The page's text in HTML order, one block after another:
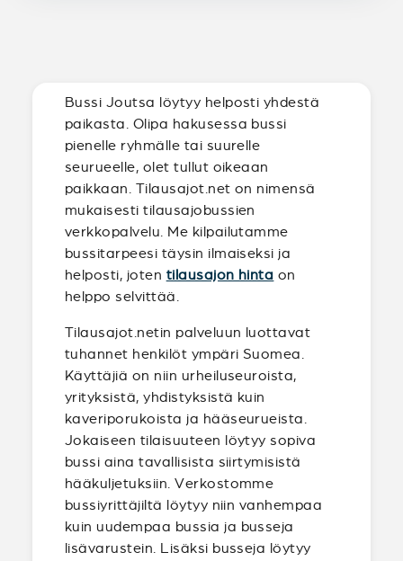
Bussi Joutsa löytyy helposti yhdestä
paikasta. Olipa hakusessa bussi
pienelle ryhmälle tai suurelle
seurueelle, olet tullut oikeaan
paikkaan. Tilausajot.net on nimensä
mukaisesti tilausajobussien
verkkopalvelu. Me kilpailutamme
bussitarpeesi täysin ilmaiseksi ja
helposti, joten tilausajon hinta on
helppo selvittää.
Tilausajot.netin palveluun luottavat
tuhannet henkilöt ympäri Suomea.
Käyttäjiä on niin urheiluseuroista,
yrityksistä, yhdistyksistä kuin
kaveriporukoista ja hääseurueista.
Jokaiseen tilaisuuteen löytyy sopiva
bussi aina tavallisista siirtymisistä
hääkuljetuksiin. Verkostomme
bussiyrittäjiltä löytyy niin vanhempaa
kuin uudempaa bussia ja busseja
lisävarustein. Lisäksi busseja löytyy